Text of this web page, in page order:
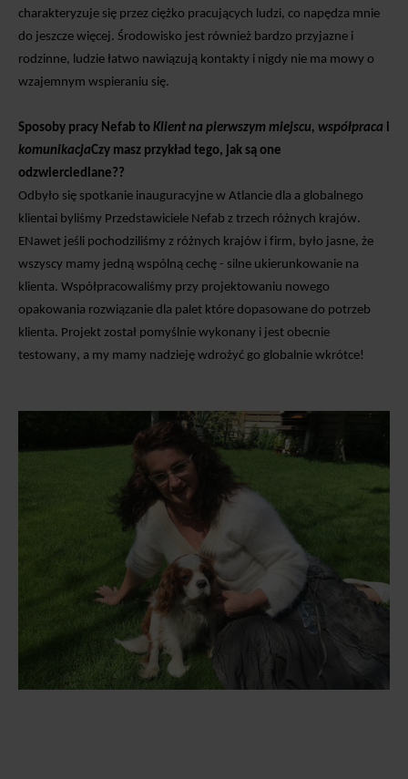
charakteryzuje się przez ciężko pracujących ludzi, co napędza mnie
do jeszcze więcej. Środowisko jest również bardzo przyjazne i
rodzinne, ludzie łatwo nawiązują kontakty i nigdy nie ma mowy o
wzajemnym wspieraniu się.
Sposoby pracy Nefab to Klient na pierwszym miejscu, współpraca i
komunikacjaCzy masz przykład tego, jak są one
odzwierciedlane? ?
Odbyło się spotkanie inauguracyjne w Atlancie dla a globalnego
klientai byliśmy Przedstawiciele Nefab z trzech różnych krajów.
ENawet jeśli pochodziliśmy z różnych krajów i firm, było jasne, że
wszyscy mamy jedną wspólną cechę - silne ukierunkowanie na
klienta. Współpracowaliśmy przy projektowaniu nowego
opakowania rozwiązanie dla palet które dopasowane do potrzeb
klienta. Projekt został pomyślnie wykonany i jest obecnie
testowany, a my mamy nadzieję wdrożyć go globalnie wkrótce!